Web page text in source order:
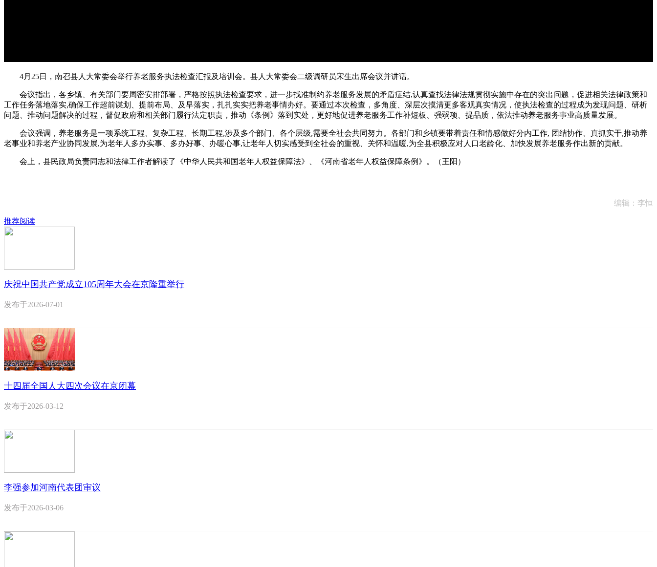
4月25日，南召县人大常委会举行养老服务执法检查汇报及培训会。县人大常委会二级调研员宋生出席会议并讲话。
会议指出，各乡镇、有关部门要周密安排部署，严格按照执法检查要求，进一步找准制约养老服务发展的矛盾症结,认真查找法律法规贯彻实施中存在的突出问题，促进相关法律政策和
工作任务落地落实,确保工作超前谋划、提前布局、及早落实，扎扎实实把养老事情办好。要通过本次检查，多角度、深层次摸清更多客观真实情况，使执法检查的过程成为发现问题、研析
问题、推动问题解决的过程，督促政府和相关部门履行法定职责，推动《条例》落到实处，更好地促进养老服务工作补短板、强弱项、提品质，依法推动养老服务事业高质量发展。
会议强调，养老服务是一项系统工程、复杂工程、长期工程,涉及多个部门、各个层级,需要全社会共同努力。各部门和乡镇要带着责任和情感做好分内工作, 团结协作、真抓实干,推动养
老事业和养老产业协同发展,为老年人多办实事、多办好事、办暖心事,让老年人切实感受到全社会的重视、关怀和温暖,为全县积极应对人口老龄化、加快发展养老服务作出新的贡献。
会上，县民政局负责同志和法律工作者解读了《中华人民共和国老年人权益保障法》、《河南省老年人权益保障条例》。（王阳）
编辑：李恒
推荐阅读
庆祝中国共产党成立105周年大会在京隆重举行
发布于2026-07-01
十四届全国人大四次会议在京闭幕
发布于2026-03-12
李强参加河南代表团审议
发布于2026-03-06